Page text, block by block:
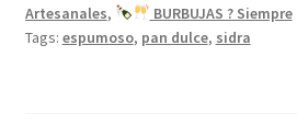
duelo
entre
Artesanales,
BURBUJAS ? Siempre
Tags: espumoso, pan dulce, sidra